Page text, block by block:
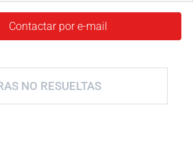
Contactar por e-mail
NO RESUELTAS